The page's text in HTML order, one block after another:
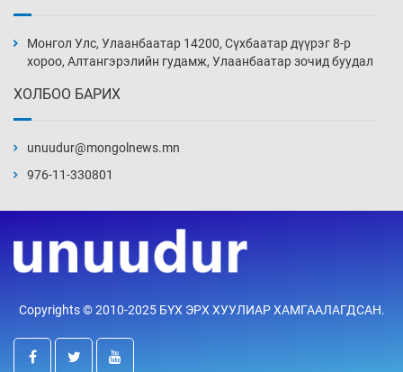
9 цаг 11 мин
хэмжээг шинэчлэн тогтоох нь
10 цаг 11 мин
мөнгө, хүрэл медаль хүртэв
10 цаг 37 мин
Монгол Улс, Улаанбаатар 14200, Сүхбаатар дүүрэг 8-р
хороо, Алтангэрэлийн гудамж, Улаанбаатар зочид буудал
ХОЛБОО БАРИХ
unuudur@mongolnews.mn
976-11-330801
Copyrights © 2010-2025 БҮХ ЭРХ ХУУЛИАР ХАМГААЛАГДСАН.